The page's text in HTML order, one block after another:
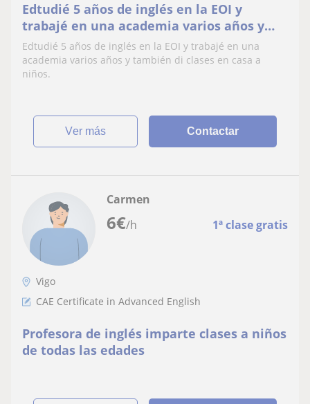
Edtudié 5 años de inglés en la EOI y
trabajé en una academia varios años y
también di clases en casa a niños
Edtudié 5 años de inglés en la EOI y trabajé en una
academia varios años y también di clases en casa a
niños.
ver más Contactar
6€/h 1ª clase gratis
Carmen
Vigo
CAE Certificate in Advanced English
Profesora de inglés imparte clases a niños
de todas las edades